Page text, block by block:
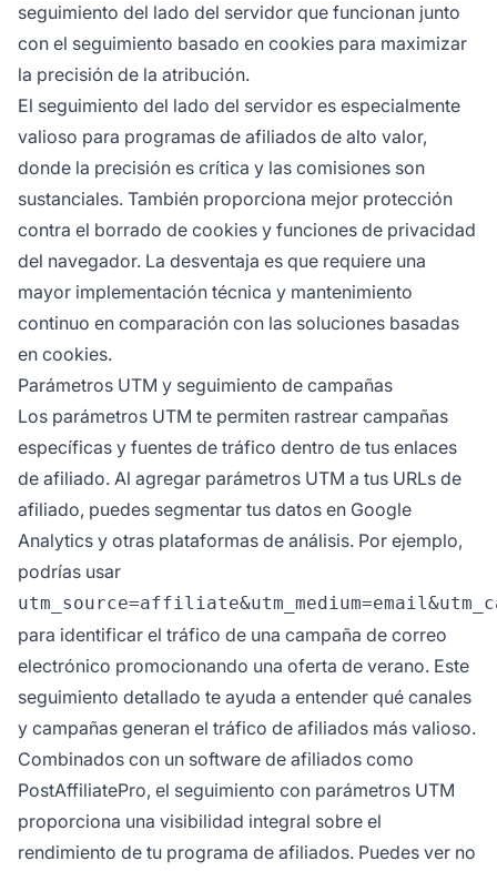
seguimiento del lado del servidor que funcionan junto
con el seguimiento basado en cookies para maximizar
la precisión de la atribución.
El seguimiento del lado del servidor es especialmente
valioso para programas de afiliados de alto valor,
donde la precisión es crítica y las comisiones son
sustanciales. También proporciona mejor protección
contra el borrado de cookies y funciones de privacidad
del navegador. La desventaja es que requiere una
mayor implementación técnica y mantenimiento
continuo en comparación con las soluciones basadas
en cookies.
Parámetros UTM y seguimiento de campañas
Los parámetros UTM te permiten rastrear campañas
específicas y fuentes de tráfico dentro de tus enlaces
de afiliado. Al agregar parámetros UTM a tus URLs de
afiliado, puedes segmentar tus datos en Google
Analytics y otras plataformas de análisis. Por ejemplo,
podrías usar
para identificar el tráfico de una campaña de correo
electrónico promocionando una oferta de verano. Este
seguimiento detallado te ayuda a entender qué canales
y campañas generan el tráfico de afiliados más valioso.
Combinados con un software de afiliados como
PostAffiliatePro, el seguimiento con parámetros UTM
proporciona una visibilidad integral sobre el
rendimiento de tu programa de afiliados. Puedes ver no